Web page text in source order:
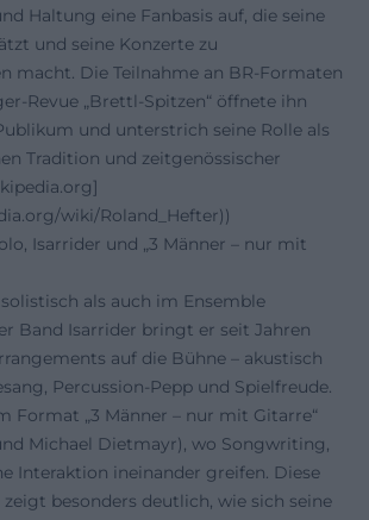
Haltung eine Fanbasis auf, die seine
und seine Konzerte zu
macht. Die Teilnahme an BR-Formaten
Revue „Brettl-Spitzen“ öffnete ihn
und unterstrich seine Rolle als
Tradition und zeitgenössischer
wiki/Roland_Hefter))
Isarrider und „3 Männer – nur mit
als auch im Ensemble
Band Isarrider bringt er seit Jahren
auf die Bühne – akustisch
Percussion-Pepp und Spielfreude.
Format „3 Männer – nur mit Gitarre“
Michael Dietmayr), wo Songwriting,
Interaktion ineinander greifen. Diese
besonders deutlich, wie sich seine